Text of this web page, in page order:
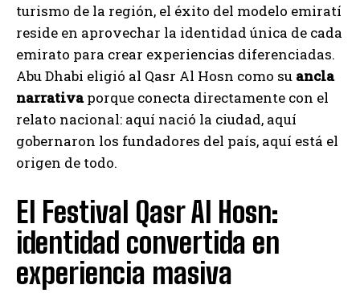
turismo de la región, el éxito del modelo emiratí
reside en aprovechar la identidad única de cada
emirato para crear experiencias diferenciadas.
Abu Dhabi eligió al Qasr Al Hosn como su ancla
narrativaporque conecta directamente con el
relato nacional: aquí nació la ciudad, aquí
gobernaron los fundadores del país, aquí está el
origen de todo.
El Festival Qasr Al Hosn:
identidad convertida en
experiencia masiva